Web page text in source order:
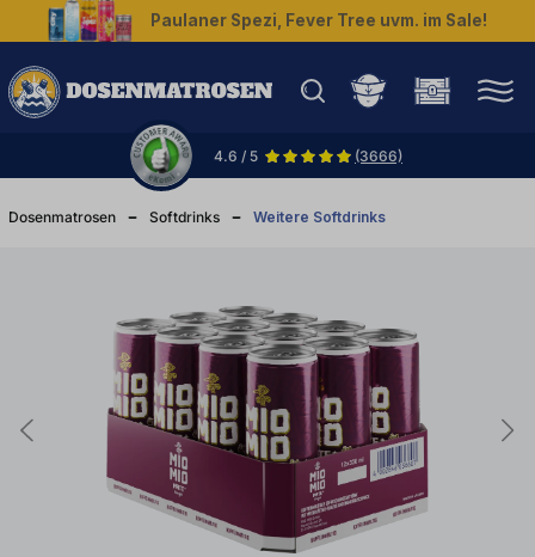
springen Paulaner Spezi, Fever Tree uvm. im Sale!
4.6 / 5 (3666)
Dosenmatrosen Softdrinks Weitere Softdrinks